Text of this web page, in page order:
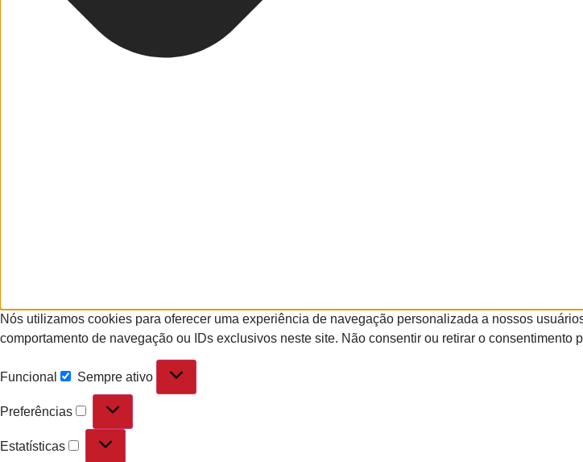
Nós utilizamos cookies para oferecer uma experiência de navegação personalizada a nossos
comportamento de navegação ou IDs exclusivos neste site. Não consentir ou retirar o consentimento
Funcional Sempre ativo
Preferências
Estatísticas